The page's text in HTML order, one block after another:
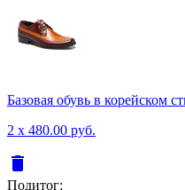
Базовая обувь в корейском
2 x 480.00 руб.
delete
Подитог: